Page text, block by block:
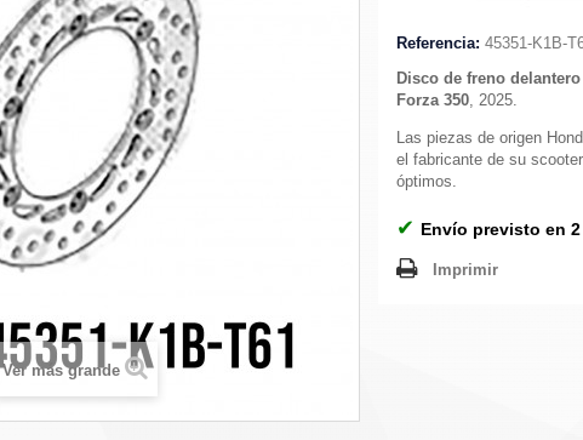
Ver más grande
Referencia: 45351-K1B-
Disco de freno delantero
Forza 350, 2025.
Las piezas de origen
el fabricante de su
óptimos.
✔ Envío previsto en
Imprimir